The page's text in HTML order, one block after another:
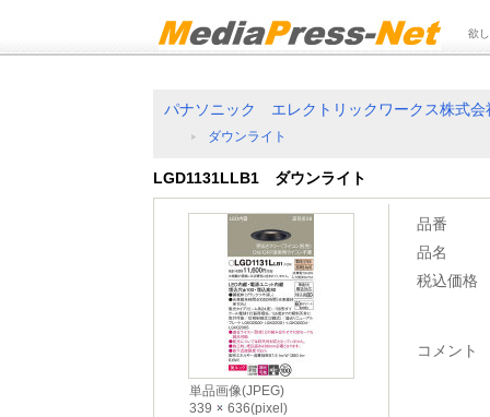
欲
パナソニック エレクトリックワークス株式会
ダウンライト
LGD1131LLB1 ダウンライト
単品画像(JPEG)
339
636(pixel)
品番
品名
税込価格
コメント